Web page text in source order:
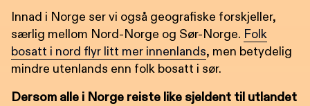
Innad i Norge ser vi også geografiske forskjeller,
særlig mellom Nord-Norge og Sør-Norge. Folk
bosatt i nord flyr litt mer innenlands, men betydelig
mindre utenlands enn folk bosatt i sør.
Dersom alle i Norge reiste like sjeldent til utlandet